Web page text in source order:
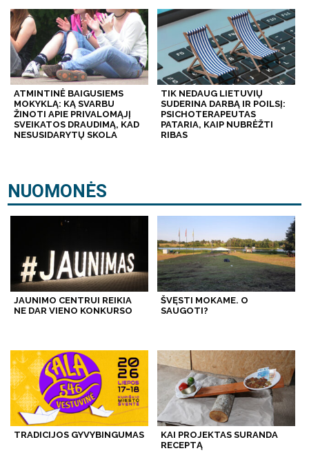
ATMINTINĖ BAIGUSIEMS
MOKYKLĄ: KĄ SVARBU
ŽINOTI APIE PRIVALOMĄJĮ
SVEIKATOS DRAUDIMĄ, KAD
NESUSIDARYTŲ SKOLA
TIK NEDAUG LIETUVIŲ
SUDERINA DARBĄ IR POILSĮ:
PSICHOTERAPEUTAS
PATARIA, KAIP NUBRĖŽTI
RIBAS
NUOMONĖS
JAUNIMO CENTRUI REIKIA
NE DAR VIENO KONKURSO
ŠVĘSTI MOKAME. O
SAUGOTI?
TRADICIJOS GYVYBINGUMAS
KAI PROJEKTAS SURANDA
RECEPTĄ